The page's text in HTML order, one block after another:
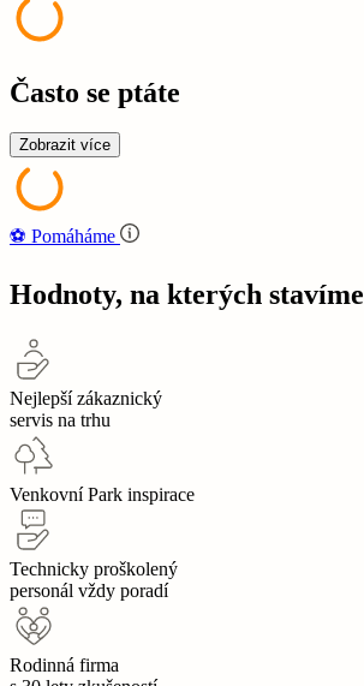
Často se ptáte
Zobrazit více
⚽‍️️ Pomáháme
Hodnoty, na kterých stavíme
Nejlepší zákaznický
servis na trhu
Venkovní Park inspirace
Technicky proškolený
personál vždy poradí
Rodinná firma